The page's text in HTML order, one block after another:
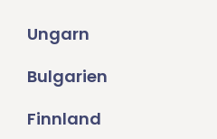
Ungarn
Bulgarien
Finnland